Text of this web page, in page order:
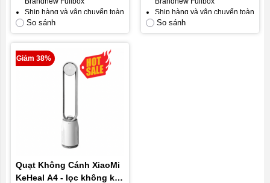
Ship hàng và vận chuyển toàn
quốc
Gói bảo hành mặc định: Bảo
hành 12 tháng, đổi mới trong
30 ngày đầu.
Cam kết hài lòng khách hàng.
So sánh
Ship hàng và vận chuyển toàn
quốc
Gói bảo hành mặc định: Bảo
So sánh
Giảm 38%
Quạt Không Cánh XiaoMi
KeHeal A4 - lọc không khí